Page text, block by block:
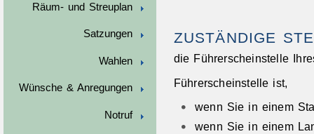
Räum- und Streuplan
Satzungen
Wahlen
Wünsche & Anregungen
Notruf
ZUSTÄNDIGE
die Führerscheinstelle
Führerscheinstelle ist,
wenn Sie in einem
wenn Sie in einem